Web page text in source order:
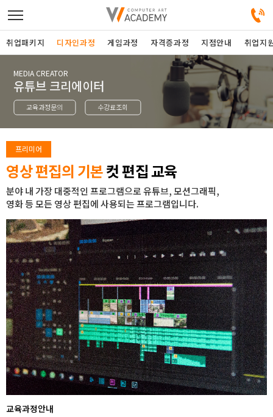
디자인정규과정
디자인단과과정
게임과정
자격증과정
커뮤니티
취업패키지
취업지원센터
고객상담센터
아카데미소개
지점별 홈페이지
취업패키지 디자인과정 게임과정 자격증과정 지점안내 취업지
MEDIA CREATOR
유튜브 크리에이터
교육과정문의 수강료조회
프리미어
영상 편집의 기본컷 편집 교육
분야 내 가장 대중적인 프로그램으로 유튜브, 모션그래픽,
영화 등 모든 영상 편집에 사용되는 프로그램입니다.
교육과정안내